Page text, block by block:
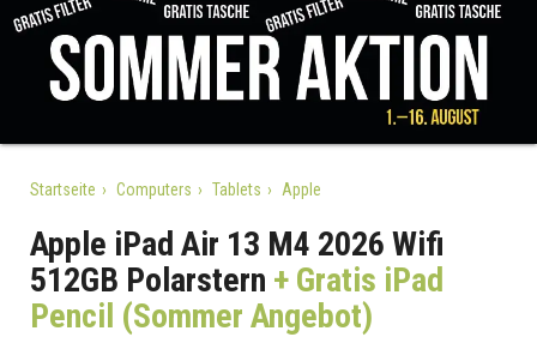
Startseite Computers Tablets Apple
Apple iPad Air 13 M4 2026 Wifi
512GB Polarstern + Gratis iPad
Pencil (Sommer Angebot)